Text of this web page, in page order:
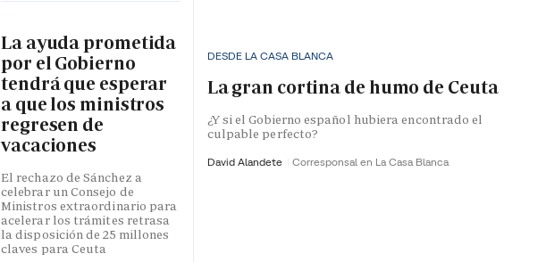
La ayuda prometida
por el Gobierno
tendrá que esperar
a que los ministros
regresen de
vacaciones
El rechazo de Sánchez a
celebrar un Consejo de
Ministros extraordinario para
acelerar los trámites retrasa
la disposición de 25 millones
claves para Ceuta
DESDE LA CASA BLANCA
La gran cortina de humo de Ceuta
¿Y si el Gobierno español hubiera encontrado el
culpable perfecto?
David Alandete Corresponsal en La Casa Blanca